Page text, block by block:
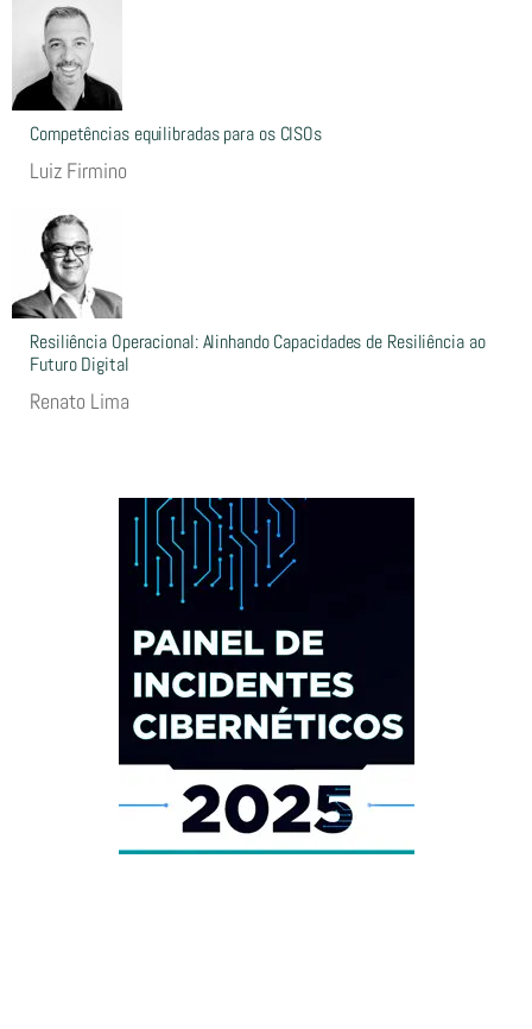
Competências equilibradas para os CISOs
Luiz Firmino
Resiliência Operacional: Alinhando Capacidades de Resiliência ao
Futuro Digital
Renato Lima